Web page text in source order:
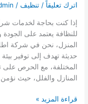
اترك تعليقاً /تنظيف /
إذا كنت بحاجة لخدمات
للنظافة يعتمد على الجودة
المنزل، نحن في شركة
حديثة تهدف إلى توفير
المختلفة، مع الحرص على
المنازل والفلل، حيث نؤمن
شركة
قراءة المزيد »